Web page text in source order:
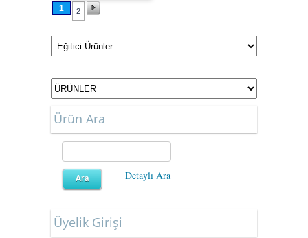
1 2
Ürün Ara
Detaylı Ara
Üyelik Girişi